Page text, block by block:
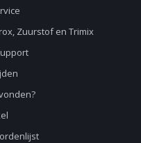
Zuurstof en Trimix